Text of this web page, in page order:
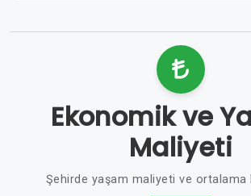
Ekonomik ve
Maliyeti
Şehirde yaşam maliyeti ve ortalama